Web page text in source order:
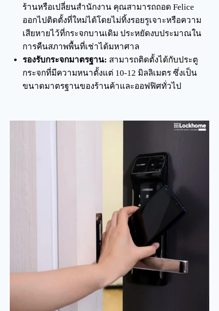
ร้านหรือเปลี่ยนสำนักงาน คุณสามารถถอด Felice
ออกไปติดตั้งที่ใหม่ได้โดยไม่ทิ้งรอยรูเจาะหรือความ
เสียหายไว้ที่กระจกบานเดิม ประหยัดงบประมาณใน
การคืนสภาพพื้นที่เช่าได้มหาศาล
รองรับกระจกมาตรฐาน: สามารถติดตั้งได้กับประตู
กระจกที่มีความหนาตั้งแต่ 10-12 มิลลิเมตร ซึ่งเป็น
ขนาดมาตรฐานของร้านค้าและออฟฟิศทั่วไป